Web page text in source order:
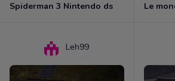
Spiderman 3 Nintendo ds
Leh99